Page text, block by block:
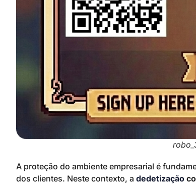
A proteção do ambiente empresarial é
dos clientes. Neste contexto, a dedetização